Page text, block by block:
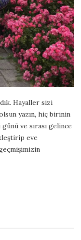
Hayaller sizi
yazın, hiç birinin
ve sırası gelince
eve